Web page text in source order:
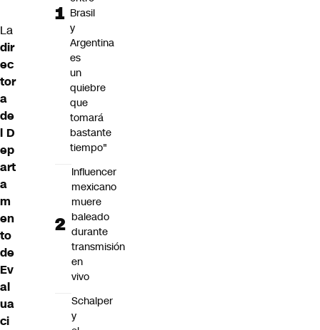
La
dir
ec
tor
a
de
l D
ep
art
a
m
en
to
de
Ev
al
ua
ci
Brasil
y
Argentina
es
un
quiebre
que
tomará
bastante
tiempo"
Influencer
mexicano
muere
baleado
durante
transmisión
en
vivo
Schalper
y